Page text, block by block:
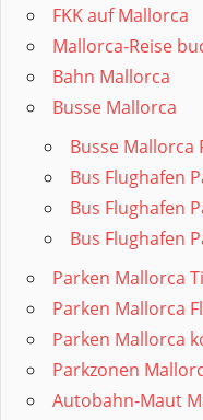
FKK auf Mallorca
Mallorca-Reise
Bahn Mallorca
Busse Mallorca
Busse Mallorca
Bus Flughafen
Bus Flughafen
Bus Flughafen
Parken Mallorca
Parken Mallorca
Parken Mallorca
Parkzonen
Autobahn-Maut